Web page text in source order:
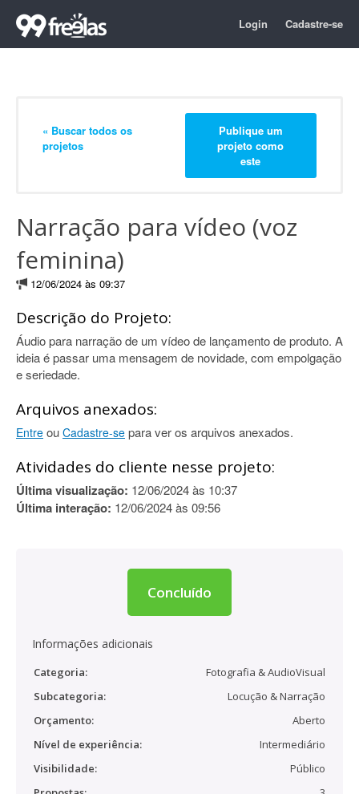
Login Cadastre-se
« Buscar todos os
projetos
Publique um
projeto como
este
Narração para vídeo (voz
feminina)
12/06/2024 às 09:37
Descrição do Projeto:
Áudio para narração de um vídeo de lançamento de produto. A
ideia é passar uma mensagem de novidade, com empolgação
e seriedade.
Arquivos anexados:
Entre ou Cadastre-se para ver os arquivos anexados.
Atividades do cliente nesse projeto:
Última visualização: 12/06/2024 às 10:37
Última interação: 12/06/2024 às 09:56
Concluído
Informações adicionais
Categoria:
Fotografia & AudioVisual
Subcategoria:
Locução & Narração
Orçamento:
Aberto
Nível de experiência:
Intermediário
Visibilidade:
Público